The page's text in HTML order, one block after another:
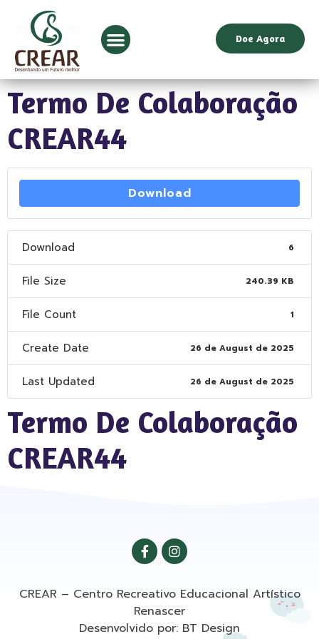
Doe Agora
Termo De Colaboração
CREAR44
Download
Download 6
File Size 240.39 KB
File Count 1
Create Date 26 de August de 2025
Last Updated 26 de August de 2025
Termo De Colaboração
CREAR44
CREAR – Centro Recreativo Educacional Artístico
Renascer
Desenvolvido por: BT Design